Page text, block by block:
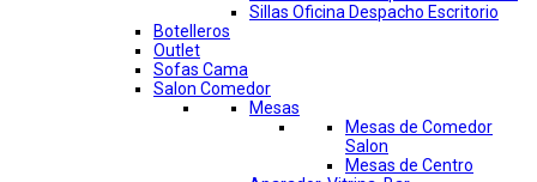
Sillas Oficina Despacho Escritorio
Botelleros
Outlet
Sofas Cama
Salon Comedor
Mesas
Mesas de Comedor
Salon
Mesas de Centro